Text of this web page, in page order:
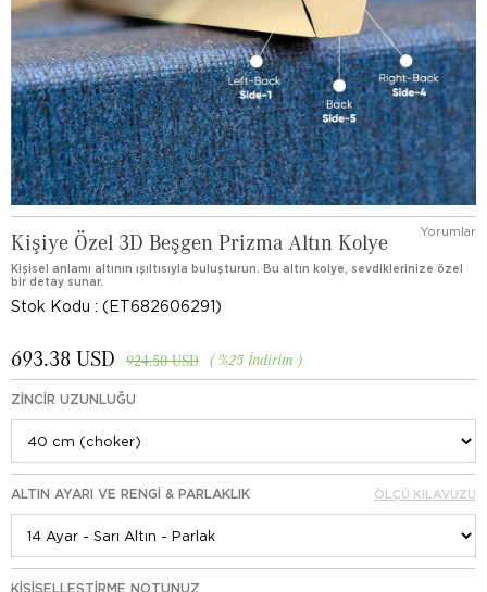
Kişiye Özel 3D Beşgen Prizma Altın Kolye Yorumlar
Kişisel anlamı altının ışıltısıyla buluşturun. Bu altın kolye, sevdiklerinize özel
bir detay sunar.
Stok Kodu (ET682606291)
%25 İndirim
924.50 USD
693.38 USD
ZINCIR UZUNLUĞU
ALTIN AYARI VE RENGI & PARLAKLIK ÖLÇÜ KILAVUZU
KIŞISELLEŞTIRME NOTUNUZ